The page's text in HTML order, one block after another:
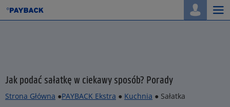
Jak podać sałatkę w ciekawy sposób? Porady
Strona Główna ●PAYBACK Ekstra ● Kuchnia ● Sałatka